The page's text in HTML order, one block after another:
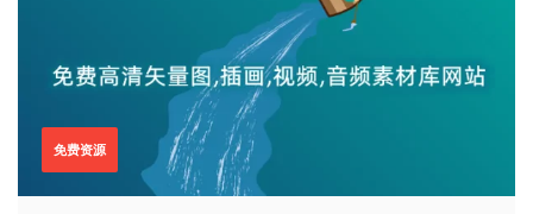
免费资源